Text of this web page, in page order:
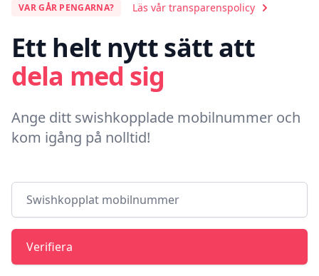
VAR GÅR PENGARNA? Läs vår transparenspolicy
Ett helt nytt sätt att
dela med sig
Ange ditt swishkopplade mobilnummer och
kom igång på nolltid!
Swishkopplat mobilnummer
Verifiera